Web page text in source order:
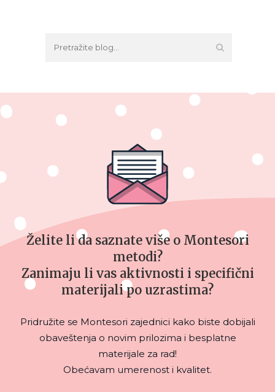
Želite li da saznate više o Montesori
metodi?
Zanimaju li vas aktivnosti i specifični
materijali po uzrastima?
Pridružite se Montesori zajednici kako biste dobijali
obaveštenja o novim prilozima i besplatne
materijale za rad!
Obećavam umerenost i kvalitet.